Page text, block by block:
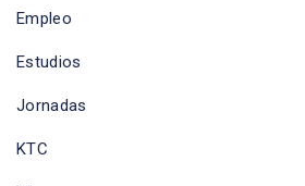
Empleo
Estudios
Jornadas
KTC